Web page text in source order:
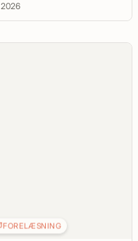
2026
FORELÆSNING